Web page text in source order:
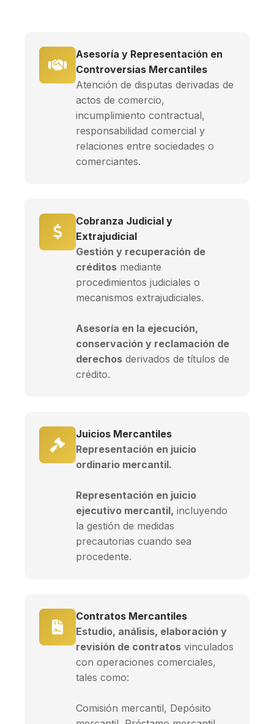
Asesoría y Representación en
Controversias Mercantiles
Atención de disputas derivadas de
actos de comercio,
incumplimiento contractual,
responsabilidad comercial y
relaciones entre sociedades o
comerciantes.
Cobranza Judicial y
Extrajudicial
Gestión y recuperación de
créditos mediante
procedimientos judiciales o
mecanismos extrajudiciales.
Asesoría en la ejecución,
conservación y reclamación de
derechos derivados de títulos de
crédito.
Juicios Mercantiles
Representación en juicio
ordinario mercantil.
Representación en juicio
ejecutivo mercantil, incluyendo
la gestión de medidas
precautorias cuando sea
procedente.
Contratos Mercantiles
Estudio, análisis, elaboración y
revisión de contratos vinculados
con operaciones comerciales,
tales como:
Comisión mercantil, Depósito